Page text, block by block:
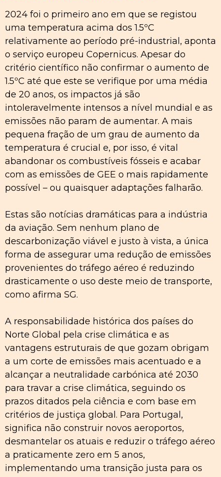
2024 foi o primeiro ano em que se registou
uma temperatura acima dos 1.5ºC
relativamente ao período pré-industrial, aponta
o serviço europeu Copernicus. Apesar do
critério científico não confirmar o aumento de
1.5ºC até que este se verifique por uma média
de 20 anos, os impactos já são
intoleravelmente intensos a nível mundial e as
emissões não param de aumentar. A mais
pequena fração de um grau de aumento da
temperatura é crucial e, por isso, é vital
abandonar os combustíveis fósseis e acabar
com as emissões de GEE o mais rapidamente
possível – ou quaisquer adaptações falharão.
Estas são notícias dramáticas para a indústria
da aviação. Sem nenhum plano de
descarbonização viável e justo à vista, a única
forma de assegurar uma redução de emissões
provenientes do tráfego aéreo é reduzindo
drasticamente o uso deste meio de transporte,
como afirma SG.
A responsabilidade histórica dos países do
Norte Global pela crise climática e as
vantagens estruturais de que gozam obrigam
a um corte de emissões mais acentuado e a
alcançar a neutralidade carbónica até 2030
para travar a crise climática, seguindo os
prazos ditados pela ciência e com base em
critérios de justiça global. Para Portugal,
significa não construir novos aeroportos,
desmantelar os atuais e reduzir o tráfego aéreo
a praticamente zero em 5 anos,
implementando uma transição justa para os